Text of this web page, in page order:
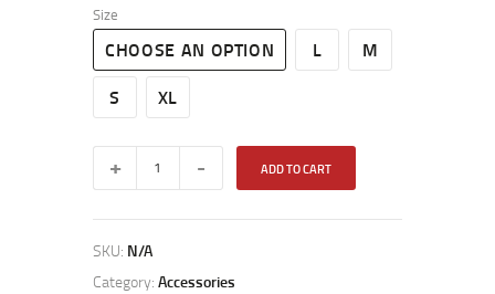
Size
CHOOSE AN OPTION L
M
S
XL
ADD TO CART
SKU: N/A
Category: Accessories